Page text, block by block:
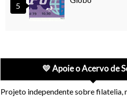
💛 Apoie o Acervo de
Projeto independente sobre filatelia,